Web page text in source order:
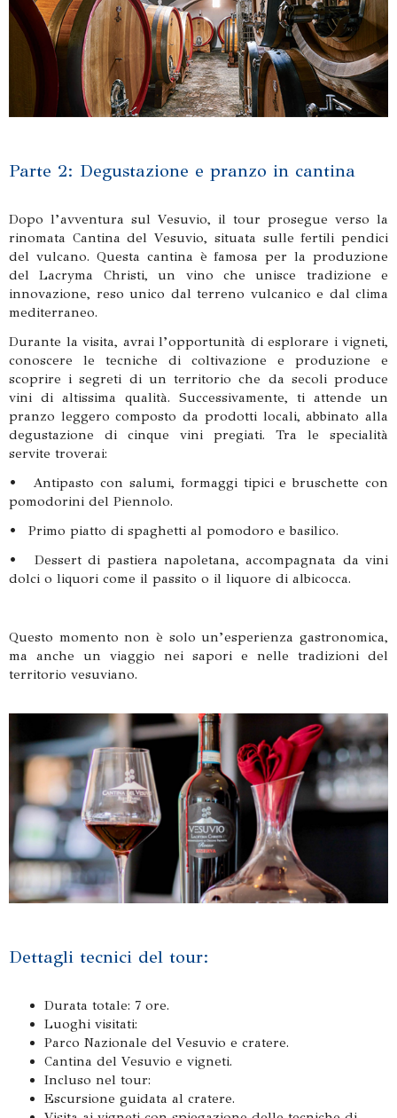
Parte 2: Degustazione e pranzo in cantina
Dopo l’avventura sul Vesuvio, il tour prosegue verso la
rinomata Cantina del Vesuvio, situata sulle fertili pendici
del vulcano. Questa cantina è famosa per la produzione
del Lacryma Christi, un vino che unisce tradizione e
innovazione, reso unico dal terreno vulcanico e dal clima
mediterraneo.
Durante la visita, avrai l’opportunità di esplorare i vigneti,
conoscere le tecniche di coltivazione e produzione e
scoprire i segreti di un territorio che da secoli produce
vini di altissima qualità. Successivamente, ti attende un
pranzo leggero composto da prodotti locali, abbinato alla
degustazione di cinque vini pregiati. Tra le specialità
servite troverai:
• Antipasto con salumi, formaggi tipici e bruschette con
pomodorini del Piennolo.
• Primo piatto di spaghetti al pomodoro e basilico.
• Dessert di pastiera napoletana, accompagnata da vini
dolci o liquori come il passito o il liquore di albicocca.
Questo momento non è solo un’esperienza gastronomica,
ma anche un viaggio nei sapori e nelle tradizioni del
territorio vesuviano.
Dettagli tecnici del tour:
Durata totale: 7 ore.
Luoghi visitati:
Parco Nazionale del Vesuvio e cratere.
Cantina del Vesuvio e vigneti.
Incluso nel tour:
Escursione guidata al cratere.